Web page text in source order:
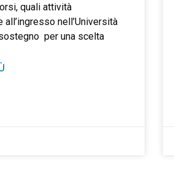
quali attività
all’ingresso nell’Università
per una scelta